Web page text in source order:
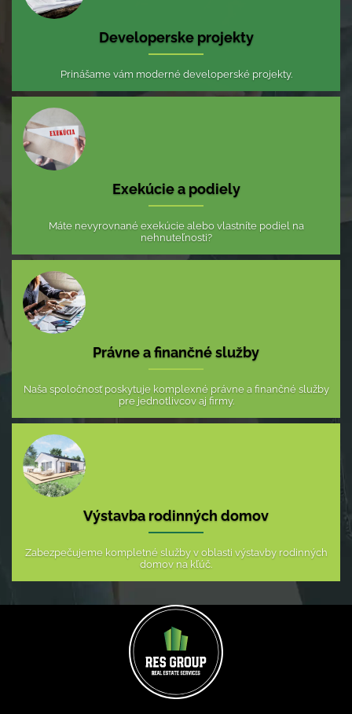
Developerske projekty
Prinášame vám moderné developerské projekty.
Exekúcie a podiely
Máte nevyrovnané exekúcie alebo vlastníte podiel na
nehnuteľnosti?
Právne a finančné služby
Naša spoločnosť poskytuje komplexné právne a finančné služby
pre jednotlivcov aj firmy.
Výstavba rodinných domov
Zabezpečujeme kompletné služby v oblasti výstavby rodinných
domov na kľúč.